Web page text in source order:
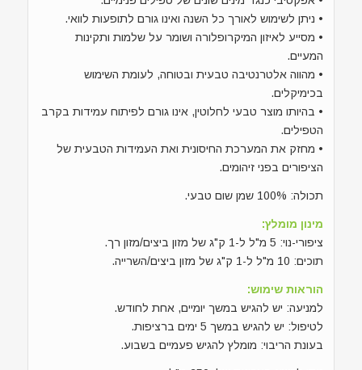
• ניתן לשימוש לאורך כל השנה ואינו גורם לתופעות לוואי.
• מסייע לאיזון המיקרופלורה ושומר על שלמות ותקינות
המעיים.
• מהווה אלטרנטיבה טבעית ובטוחה, לעומת השימוש
בכימיקלים.
• בהיותו מוצר טבעי לחלוטין, אינו גורם לפיתוח עמידות בקרב
הטפילים.
• מחזק את המערכת החיסונית ואת העמידות הטבעית של
הציפורים בפני זיהומים.
תכולה: 100% שמן שום טבעי.
מינון מומלץ:
ציפורי-נוי: 5 מ"ל ל-1 ק"ג של מזון ביצים/מזון רך.
תוכים: 10 מ"ל ל-1 ק"ג של מזון ביצים/השרייה.
הוראות שימוש:
למניעה: יש להגיש במשך יומיים, אחת לחודש.
לטיפול: יש להגיש במשך 5 ימים ברציפות.
בעונת הריבוי: מומלץ להגיש פעמיים בשבוע.